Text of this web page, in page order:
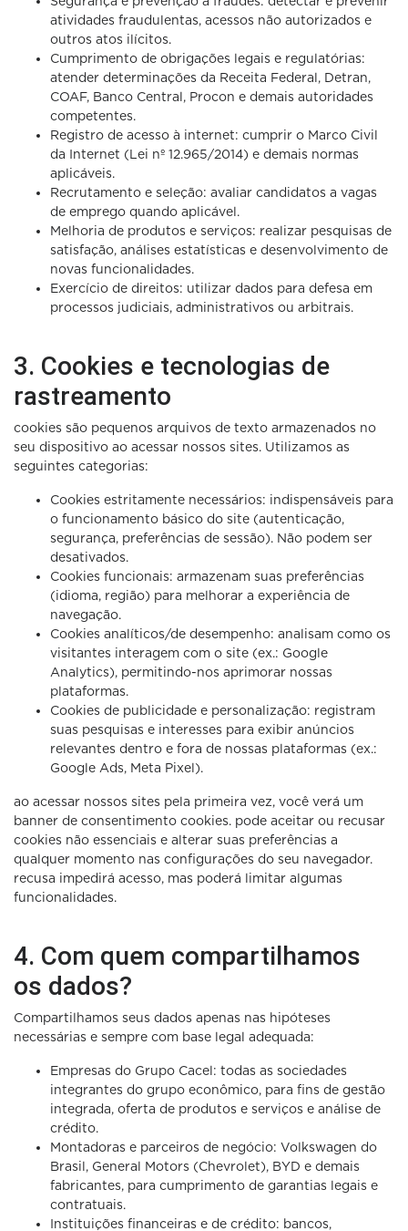
atividades fraudulentas, acessos não autorizados e
outros atos ilícitos.
Cumprimento de obrigações legais e regulatórias:
atender determinações da Receita Federal, Detran,
COAF, Banco Central, Procon e demais autoridades
competentes.
Registro de acesso à internet: cumprir o Marco Civil
da Internet (Lei nº 12.965/2014) e demais normas
aplicáveis.
Recrutamento e seleção: avaliar candidatos a vagas
de emprego quando aplicável.
Melhoria de produtos e serviços: realizar pesquisas de
satisfação, análises estatísticas e desenvolvimento de
novas funcionalidades.
Exercício de direitos: utilizar dados para defesa em
processos judiciais, administrativos ou arbitrais.
3. Cookies e tecnologias de
rastreamento
cookies são pequenos arquivos de texto armazenados no
seu dispositivo ao acessar nossos sites. Utilizamos as
seguintes categorias:
Cookies estritamente necessários: indispensáveis para
o funcionamento básico do site (autenticação,
segurança, preferências de sessão). Não podem ser
desativados.
Cookies funcionais: armazenam suas preferências
(idioma, região) para melhorar a experiência de
navegação.
Cookies analíticos/de desempenho: analisam como os
visitantes interagem com o site (ex.: Google
Analytics), permitindo-nos aprimorar nossas
plataformas.
Cookies de publicidade e personalização: registram
suas pesquisas e interesses para exibir anúncios
relevantes dentro e fora de nossas plataformas (ex.:
Google Ads, Meta Pixel).
ao acessar nossos sites pela primeira vez, você verá um
banner de consentimento cookies. pode aceitar ou recusar
cookies não essenciais e alterar suas preferências a
qualquer momento nas configurações do seu navegador.
recusa impedirá acesso, mas poderá limitar algumas
funcionalidades.
4. Com quem compartilhamos
os dados?
Compartilhamos seus dados apenas nas hipóteses
necessárias e sempre com base legal adequada:
Empresas do Grupo Cacel: todas as sociedades
integrantes do grupo econômico, para fins de gestão
integrada, oferta de produtos e serviços e análise de
crédito.
Montadoras e parceiros de negócio: Volkswagen do
Brasil, General Motors (Chevrolet), BYD e demais
fabricantes, para cumprimento de garantias legais e
contratuais.
Instituições financeiras e de crédito: bancos,